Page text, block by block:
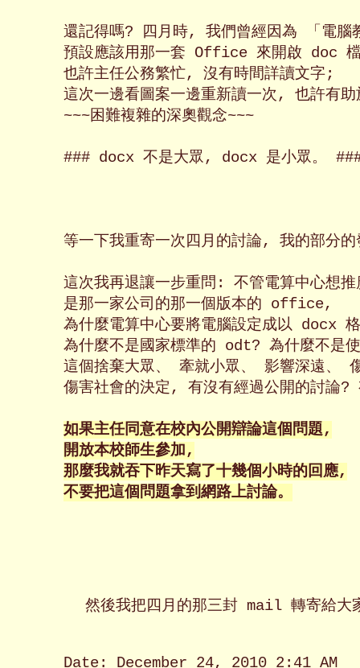
還記得嗎? 四月時, 我們曾經因為 「電腦
預設應該用那一套 Office 來開啟 doc
也許主任公務繁忙, 沒有時間詳讀文字;
這次一邊看圖案一邊重新讀一次, 也許有助
~~~困難複雜的深奧觀念~~~
### docx 不是大眾, docx 是小眾。
等一下我重寄一次四月的討論, 我的部分的
這次我再退讓一步重問: 不管電算中心想
是那一家公司的那一個版本的 office,
為什麼電算中心要將電腦設定成以 docx
為什麼不是國家標準的 odt? 為什麼不是
這個捨棄大眾、 牽就小眾、 影響深遠、
傷害社會的決定, 有沒有經過公開的討論?
如果主任同意在校內公開辯論這個問題,
開放本校師生參加,
那麼我就吞下昨天寫了十幾個小時的回應,
不要把這個問題拿到網路上討論。
然後我把四月的那三封 mail 轉寄給
Date: December 24, 2010 2:41 AM